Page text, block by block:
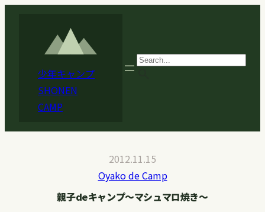
少年キャンプ
SHONEN
CAMP
2012.11.15
Oyako de Camp
親子deキャンプ〜マシュマロ焼き〜